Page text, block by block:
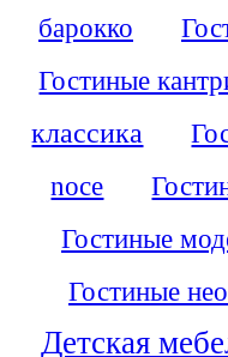
барокко
Гостиные
классика
noce
Гостиные
Гостиные
Детская